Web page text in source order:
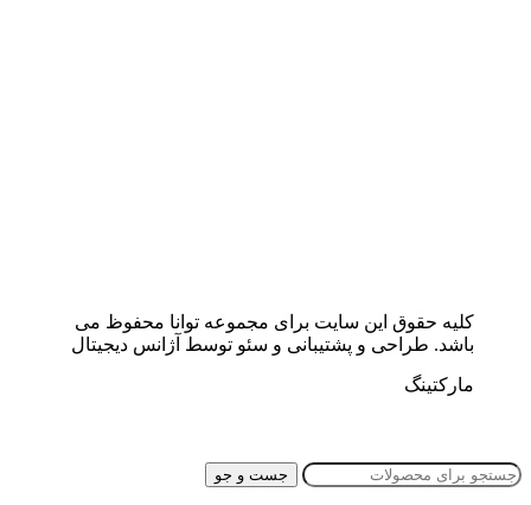
کلیه حقوق این سایت برای مجموعه توانا محفوظ می
باشد. طراحی و پشتیبانی و سئو توسط آژانس دیجیتال
مارکتینگ
جست و جو